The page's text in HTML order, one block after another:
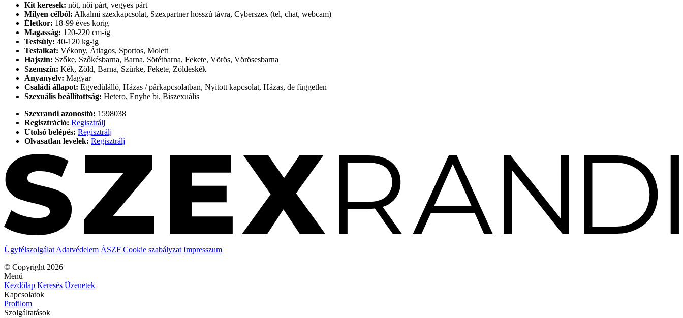
Kit keresek: nőt, női párt, vegyes párt
Milyen célból: Alkalmi szexkapcsolat, Szexpartner hosszú távra, Cyberszex (tel, chat, webcam)
Életkor: 18-99 éves korig
Magasság: 120-220 cm-ig
Testsúly: 40-120 kg-ig
Testalkat: Vékony, Átlagos, Sportos, Molett
Hajszín: Szőke, Szőkésbarna, Barna, Sötétbarna, Fekete, Vörös, Vörösesbarna
Szemszín: Kék, Zöld, Barna, Szürke, Fekete, Zöldeskék
Anyanyelv: Magyar
Családi állapot: Egyedülálló, Házas / párkapcsolatban, Nyitott kapcsolat, Házas, de független
Szexuális beállítottság: Hetero, Enyhe bi, Biszexuális
Szexrandi azonosító: 1598038
Regisztráció: Regisztrálj
Utolsó belépés: Regisztrálj
Olvasatlan levelek: Regisztrálj
Ügyfélszolgálat Adatvédelem ÁSZF Cookie szabályzat Impresszum
© Copyright 2026
Menü
Kezdőlap Keresés Üzenetek
Kapcsolatok
Profilom
Szolgáltatások